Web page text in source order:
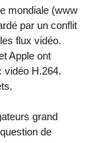
mondiale (www
par un conflit
flux vidéo.
Apple ont
vidéo H.264.
grand
de